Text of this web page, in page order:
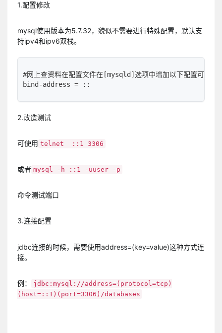
1.配置修改
mysql使用版本为5.7.32，貌似不需要进行特殊配置，默认支
持ipv4和ipv6双栈。
#网上查资料在配置文件在[mysqld]选项中增加以下配置可支持
bind-address = ::
2.改造测试
可使用 telnet ::1 3306
或者 mysql -h ::1 -uuser -p
命令测试端口
3.连接配置
jdbc连接的时候，需要使用address=(key=value)这种方式连
接。
例：
jdbc:mysql://address=(protocol=tcp)
(host=::1)(port=3306)/databases